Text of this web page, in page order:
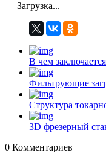
Загрузка...
В чем
Фильтрующие
Структура
3D фрезерный
0 Комментариев